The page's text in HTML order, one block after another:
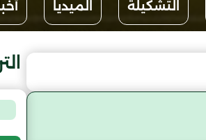
التشكيلة الميديا